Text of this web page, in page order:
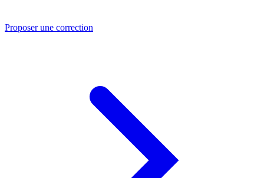
Proposer une correction